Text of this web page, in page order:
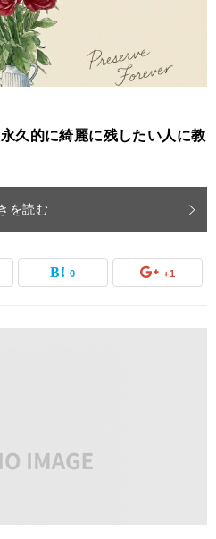
久的に綺麗に残したい人に教
を読む
0 +1